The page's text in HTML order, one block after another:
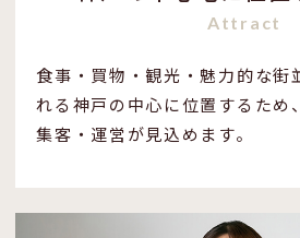
Attract
食事・買物・観光・魅力的な街
れる神戸の中心に位置するため
集客・運営が見込めます。